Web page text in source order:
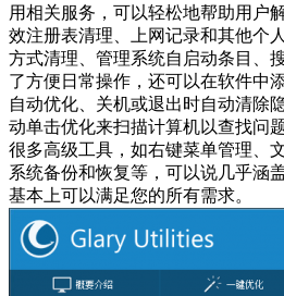
用相关服务，可以轻松地帮助用户
效注册表清理、上网记录和其他个
方式清理、管理系统自启动条目、
了方便日常操作，还可以在软件中
自动优化、关机或退出时自动清除
动单击优化来扫描计算机以查找问
很多高级工具，如右键菜单管理、
系统备份和恢复等，可以说几乎涵
基本上可以满足您的所有需求。